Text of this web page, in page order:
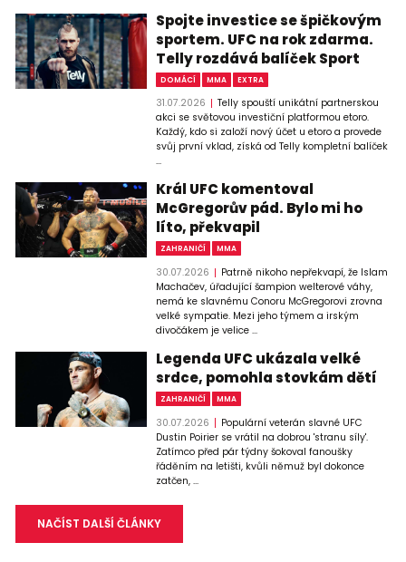
Spojte investice se špičkovým
sportem. UFC na rok zdarma.
Telly rozdává balíček Sport
DOMÁCÍ MMA EXTRA
31.07.2026
Telly spouští unikátní partnerskou
akci se světovou investiční platformou etoro.
Každý, kdo si založí nový účet u etoro a provede
svůj první vklad, získá od Telly kompletní balíček
...
Král UFC komentoval
McGregorův pád. Bylo mi ho
líto, překvapil
ZAHRANIČÍ MMA
30.07.2026
Patrně nikoho nepřekvapí, že Islam
Machačev, úřadující šampion welterové váhy,
nemá ke slavnému Conoru McGregorovi zrovna
velké sympatie. Mezi jeho týmem a irským
divočákem je velice ...
Legenda UFC ukázala velké
srdce, pomohla stovkám dětí
ZAHRANIČÍ MMA
30.07.2026
Populární veterán slavné UFC
Dustin Poirier se vrátil na dobrou 'stranu síly'.
Zatímco před pár týdny šokoval fanoušky
řáděním na letišti, kvůli němuž byl dokonce
zatčen, ...
NAČÍST DALŠÍ ČLÁNKY